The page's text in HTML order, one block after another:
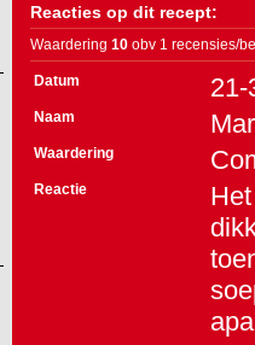
Reacties op dit recept:
Waardering 10 obv 1 recensies/
Datum 21-
Naam
Waardering
Reactie